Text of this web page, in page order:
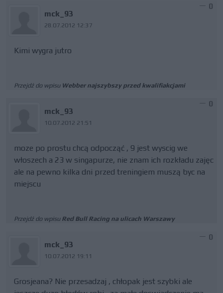
mck_93
28.07.2012 12:37
0
Kimi wygra jutro
Przejdź do wpisu Webber najszybszy przed kwalifiakcjami
mck_93
10.07.2012 21:51
0
moze po prostu chcą odpocząć , 9 jest wyscig we
włoszech a 23 w singapurze, nie znam ich rozkładu zajęc
ale na pewno kilka dni przed treningiem muszą byc na
miejscu
Przejdź do wpisu Red Bull Racing na ulicach Warszawy
mck_93
10.07.2012 19:11
0
Grosjeana? Nie przesadzaj , chłopak jest szybki ale